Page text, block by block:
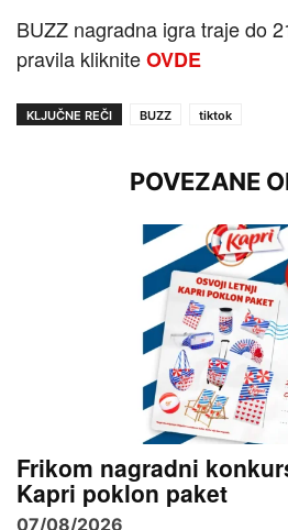
BUZZ nagradna igra traje do
pravila klikniteOVDE
KLJUČNE REČI BUZZ tiktok
POVEZANE
Frikom nagradni
Kapri poklon paket
07/08/2026